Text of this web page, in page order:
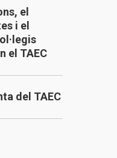
el
i el
el TAEC
del TAEC